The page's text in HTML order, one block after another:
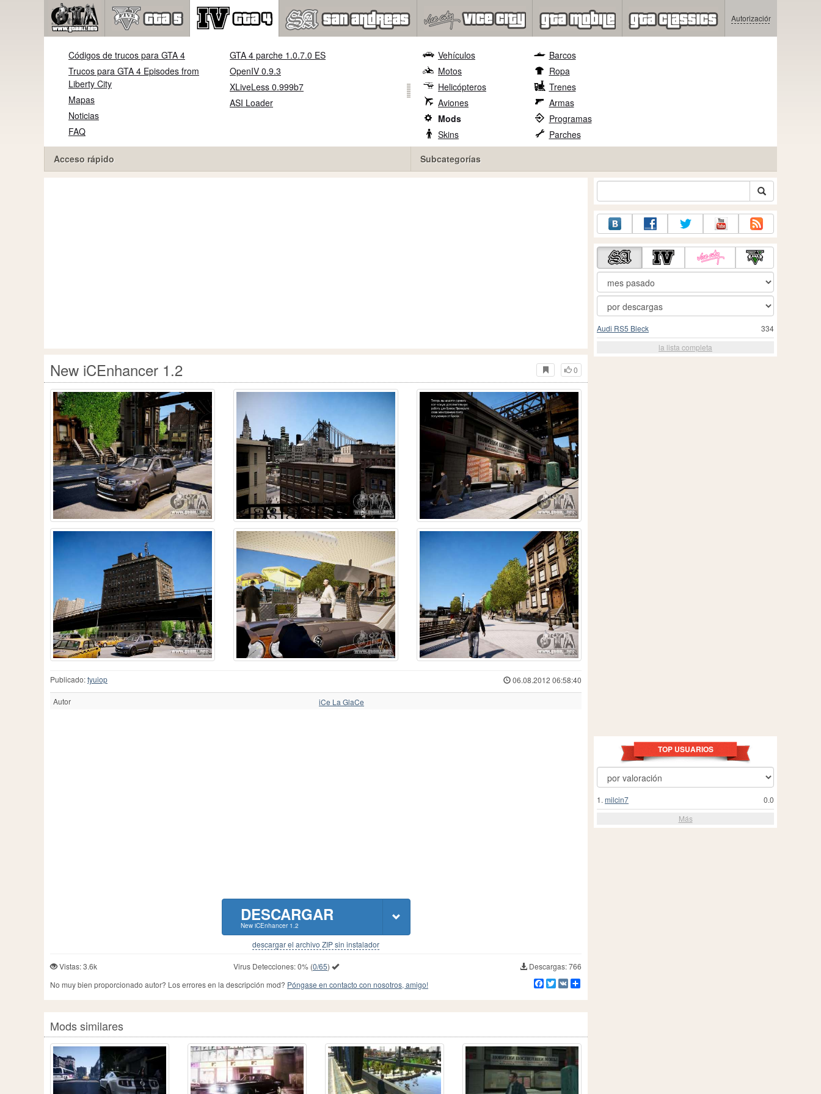
Autorización
Códigos de trucos para GTA 4
Trucos para GTA 4 Episodes from
Liberty City
Mapas
Noticias
FAQ
GTA 4 parche 1.0.7.0 ES
OpenIV 0.9.3
XLiveLess 0.999b7
ASI Loader
Acceso rápido
Vehículos
Motos
Helicópteros
Aviones
Mods
Skins
Barcos
Ropa
Trenes
Armas
Programas
Parches
Subcategorías
0
New iCEnhancer 1.2
Publicado:tyuiop 06.08.2012 06:58:40
Autor iCe La GlaCe
DESCARGAR
New iCEnhancer 1.2
descargar el archivo ZIP sin instalador
Vistas: 3.6k Virus Detecciones:0%(0/65)
Descargas: 766
No muy bien proporcionado autor? Los errores en la descripción mod? Póngase en contacto con nosotros, amigo! Facebook
Twitter
VK
Mods similares
334
Audi RS5 Bleck
la lista completa
TOP USUARIOS
0.0
1. milcin7
Más